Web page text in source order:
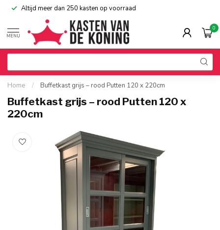
Altijd meer dan 250 kasten op voorraad
MENU
0
Home / Buffetkast grijs – rood Putten 120 x 220cm
Buffetkast grijs – rood Putten 120 x
220cm